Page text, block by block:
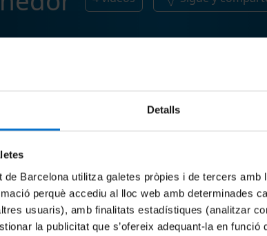
Detalls
de Barcelona utilitza galetes pròpies i de tercers amb
perquè accediu al lloc web amb determinades
usuaris), amb finalitats estadístiques (analitzar
la publicitat que s’ofereix adequant-la en